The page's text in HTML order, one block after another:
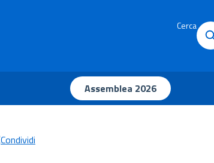
Cerca
Assemblea 2026
Condividi